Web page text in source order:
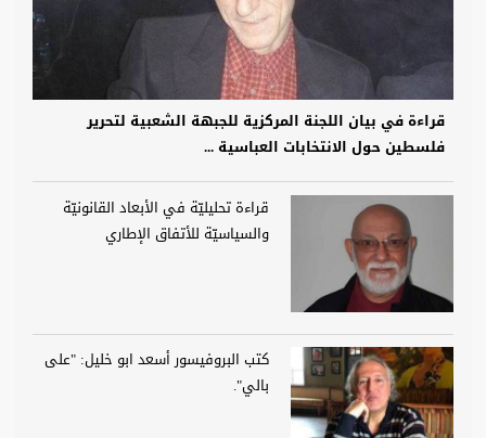
قراءة في بيان اللجنة المركزية للجبهة الشعبية لتحرير
فلسطين حول الانتخابات العباسية ...
قراءة تحليليّة في الأبعاد القانونيّة
والسياسيّة للأتفاق الإطاري
كتب البروفيسور أسعد ابو خليل: "على
بالي".